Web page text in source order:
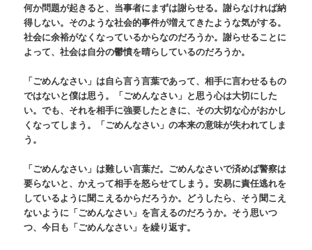
何か問題が起きると、当事者にまずは謝らせる。謝らなければ納
得しない。そのような社会的事件が増えてきたような気がする。
社会に余裕がなくなっているからなのだろうか。謝らせることに
よって、社会は自分の鬱憤を晴らしているのだろうか。
「ごめんなさい」は自ら言う言葉であって、相手に言わせるもの
ではないと僕は思う。「ごめんなさい」と思う心は大切にした
い。でも、それを相手に強要したときに、その大切な心がおかし
くなってしまう。「ごめんなさい」の本来の意味が失われてしま
う。
「ごめんなさい」は難しい言葉だ。ごめんなさいで済めば警察は
要らないと、かえって相手を怒らせてしまう。安易に責任逃れを
しているように聞こえるからだろうか。どうしたら、そう聞こえ
ないように「ごめんなさい」を言えるのだろうか。そう思いつ
つ、今日も「ごめんなさい」を繰り返す。